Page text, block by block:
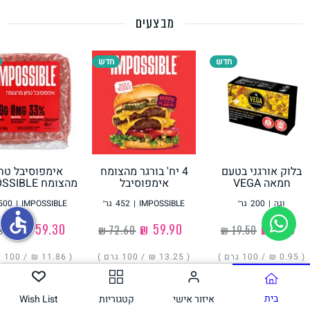
גבינות טבעוניות
מבצעים
חדש
בלוק אורגני בטעם
חמאה VEGA
200 גר׳ | וגה
‏19.50 ₪ ‏1.90 ₪
( ‏0.95 ₪ / 100 גרם )
חדש
4 יח' בורגר מהצומח
אימפוסיבל
452 גר׳ | IMPOSSIBLE
‏72.60 ₪
( ‏13.25 ₪ / 100 גרם )
אימפוסיבל
מהצומח IMPOSSIBLE
| IMPOSSIBLE
‏68.00 ₪
( ‏11.86 ₪ / 100 גרם
הוסיפו בית איזור אישי קטגוריות Wish List
accessible